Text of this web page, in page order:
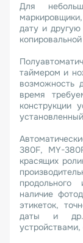
Для
дату и
таймером и
возможность
время
конструкции
380F, MY-
красящих
наличие
этикеток,
даты и др.
устройствами,